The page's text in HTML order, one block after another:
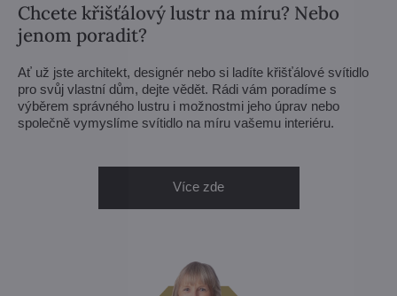
Chcete křišťálový lustr na míru? Nebo
jenom poradit?
Ať už jste architekt, designér nebo si ladíte křišťálové svítidlo
pro svůj vlastní dům, dejte vědět. Rádi vám poradíme s
výběrem správného lustru i možnostmi jeho úprav nebo
společně vymyslíme svítidlo na míru vašemu interiéru.
Více zde